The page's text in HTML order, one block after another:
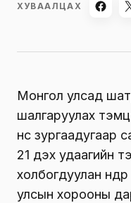
ХУВААЛЦАХ
Монгол улсад
шалгаруулах
нөөс
21 дэх удаагийн
холбогдуулан
улсын хорооны